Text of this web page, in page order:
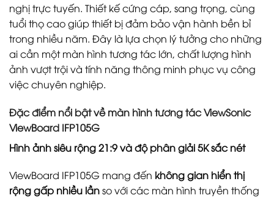
nghị trực tuyến. Thiết kế cứng cáp, sang trọng, cùng
tuổi thọ cao giúp thiết bị đảm bảo vận hành bền bỉ
trong nhiều năm. Đây là lựa chọn lý tưởng cho những
ai cần một màn hình tương tác lớn, chất lượng hình
ảnh vượt trội và tính năng thông minh phục vụ công
việc chuyên nghiệp.
Đặc điểm nổi bật vềmàn hình tương tác ViewSonic
ViewBoard IFP105G
Hình ảnh siêu rộng 21:9 và độ phân giải 5K sắc nét
ViewBoard IFP105G mang đến không gian hiển thị
rộng gấp nhiều lầnso với các màn hình truyền thống